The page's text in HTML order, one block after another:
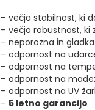
– večja stabilnost, ki
– večja robustnost, ki
– neporozna in
– odpornost na
– odpornost na
– odpornost na
– odpornost na UV
– 5 letno garancijo